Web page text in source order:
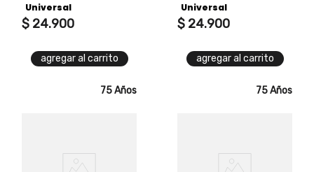
black
Universal
$ 24.900
agregar al carrito
black
Universal
$ 24.900
agregar al carrito
75 Años 75 Años